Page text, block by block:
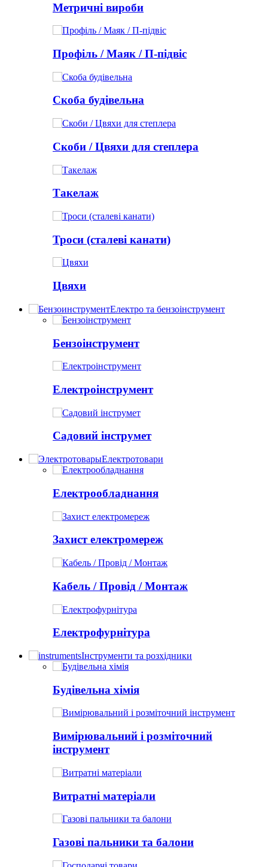
Метричні вироби
Профіль / Маяк / П-підвіс
Скоба будівельна
Скоби / Цвяхи для степлера
Такелаж
Троси (сталеві канати)
Цвяхи
Електро та бензоінструмент
Бензоінструмент
Електроінструмент
Садовий інструмет
Електротовари
Електрообладнання
Захист електромереж
Кабель / Провід / Монтаж
Електрофурнітура
Інструменти та розхідники
Будівельна хімія
Вимірювальний і розміточний
інструмент
Витратні матеріали
Газові пальники та балони